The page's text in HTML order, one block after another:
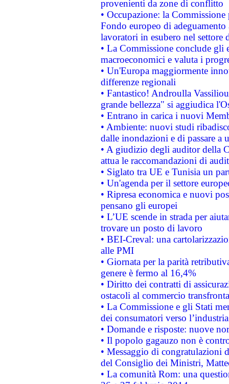
provenienti da zone di conflitto
• Occupazione: la
Fondo europeo di
lavoratori in esubero nel
• La Commissione conclude
macroeconomici e valuta i
• Un'Europa maggiormente
differenze regionali
• Fantastico! Androulla
grande bellezza" si aggiudica
• Entrano in carica i nuovi
• Ambiente: nuovi studi
dalle inondazioni e di passare a
• A giudizio degli auditor della
attua le raccomandazioni di
• Siglato tra UE e Tunisia un
• Un'agenda per il settore
• Ripresa economica e nuovi
pensano gli europei
• L’UE scende in strada per
trovare un posto di lavoro
• BEI-Creval: una
alle PMI
• Giornata per la parità
genere è fermo al 16,4%
• Diritto dei contratti di
ostacoli al commercio
• La Commissione e gli Stati
dei consumatori verso
• Domande e risposte: nuove
• Il popolo gagauzo non è
• Messaggio di congratulazioni
del Consiglio dei Ministri,
• La comunità Rom: una